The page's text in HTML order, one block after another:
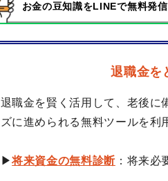
お金の豆知識をLINEで無料発
退職金を
退職金を賢く活用して、老後に
ズに進められる無料ツールを利
▶将来資金の無料診断：将来必